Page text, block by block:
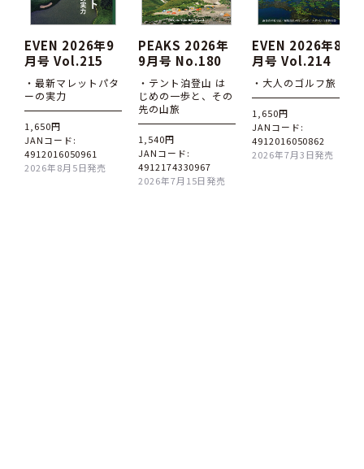
EVEN 2026年9
月号 Vol.215
・最新マレットパタ
ーの実力
1,650円
JANコード:
4912016050961
2026年8月5日発売
PEAKS 2026年
9月号 No.180
・テント泊登山 は
じめの一歩と、その
先の山旅
1,540円
JANコード:
4912174330967
2026年7月15日発売
EVEN 2026年8
月号 Vol.214
・大人のゴルフ旅
1,650円
JANコード:
4912016050862
2026年7月3日発売